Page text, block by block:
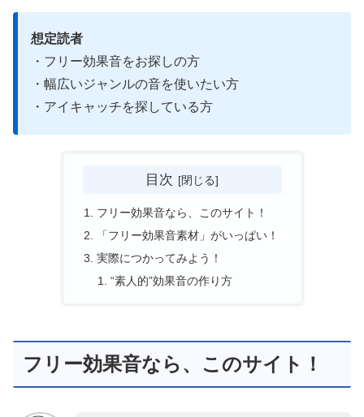
想定読者
・フリー効果音をお探しの方
・幅広いジャンルの音を使いたい方
・アイキャッチを探している方
目次
フリー効果音なら、このサイト！
「フリー効果音素材」がいっぱい！
実際につかってみよう！
“素人的”効果音の作り方
フリー効果音なら、このサイト！